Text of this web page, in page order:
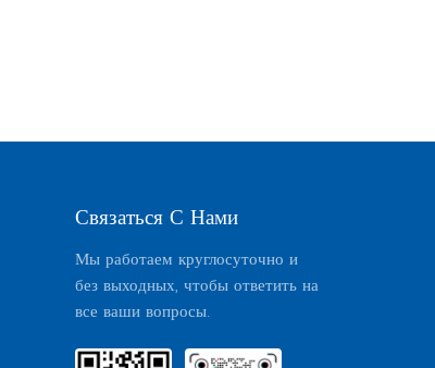
Связаться С Нами
Мы работаем круглосуточно и
без выходных, чтобы ответить на
все ваши вопросы.